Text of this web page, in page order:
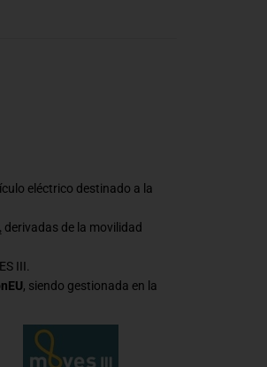
eléctrico destinado a la
de la movilidad
III.
, siendo gestionada en la